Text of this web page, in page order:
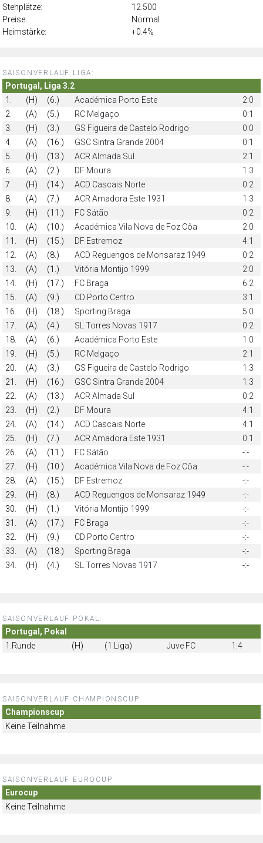
Stehplätze:
12.500
Preise:
Normal
Heimstärke:
+0.4%
SAISONVERLAUF LIGA:
Portugal, Liga 3.2
1.
(H) (6.) Académica Porto Este
2:0
2.
(A) (5.) RC Melgaço
0:1
3.
(H) (3.) GS Figueira de Castelo Rodrigo
0:0
4.
(A) (16.) GSC Sintra Grande 2004
0:1
5.
(H) (13.) ACR Almada Sul
2:1
6.
(A) (2.) DF Moura
1:3
7.
(H) (14.) ACD Cascais Norte
0:2
8.
(A) (7.) ACR Amadora Este 1931
1:3
9.
(H) (11.) FC Sátão
0:2
10.
(A) (10.) Académica Vila Nova de Foz Côa
2:0
11.
(H) (15.) DF Estremoz
4:1
12.
(A) (8.) ACD Reguengos de Monsaraz 1949
0:2
13.
(A) (1.) Vitória Montijo 1999
2:0
14.
(H) (17.) FC Braga
6:2
15.
(A) (9.) CD Porto Centro
3:1
16.
(H) (18.) Sporting Braga
5:0
17.
(A) (4.) SL Torres Novas 1917
0:2
18.
(A) (6.) Académica Porto Este
1:0
19.
(H) (5.) RC Melgaço
2:1
20.
(A) (3.) GS Figueira de Castelo Rodrigo
1:3
21.
(H) (16.) GSC Sintra Grande 2004
1:3
22.
(A) (13.) ACR Almada Sul
0:2
23.
(H) (2.) DF Moura
4:1
24.
(A) (14.) ACD Cascais Norte
4:1
25.
(H) (7.) ACR Amadora Este 1931
0:1
26.
(A) (11.) FC Sátão
-:-
27.
(H) (10.) Académica Vila Nova de Foz Côa
-:-
28.
(A) (15.) DF Estremoz
-:-
29.
(H) (8.) ACD Reguengos de Monsaraz 1949
-:-
30.
(H) (1.) Vitória Montijo 1999
-:-
31.
(A) (17.) FC Braga
-:-
32.
(H) (9.) CD Porto Centro
-:-
33.
(A) (18.) Sporting Braga
-:-
34.
(H) (4.) SL Torres Novas 1917 -:-
SAISONVERLAUF POKAL:
Portugal, Pokal
1.Runde
(H) (1.Liga) Juve FC 1:4
SAISONVERLAUF CHAMPIONSCUP
Championscup
Keine Teilnahme
SAISONVERLAUF EUROCUP
Eurocup
Keine Teilnahme